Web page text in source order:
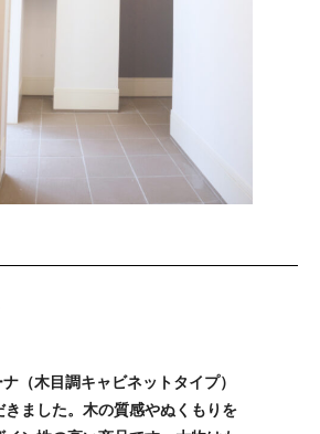
（木目調キャビネットタイプ）
きました。木の質感やぬくもりを